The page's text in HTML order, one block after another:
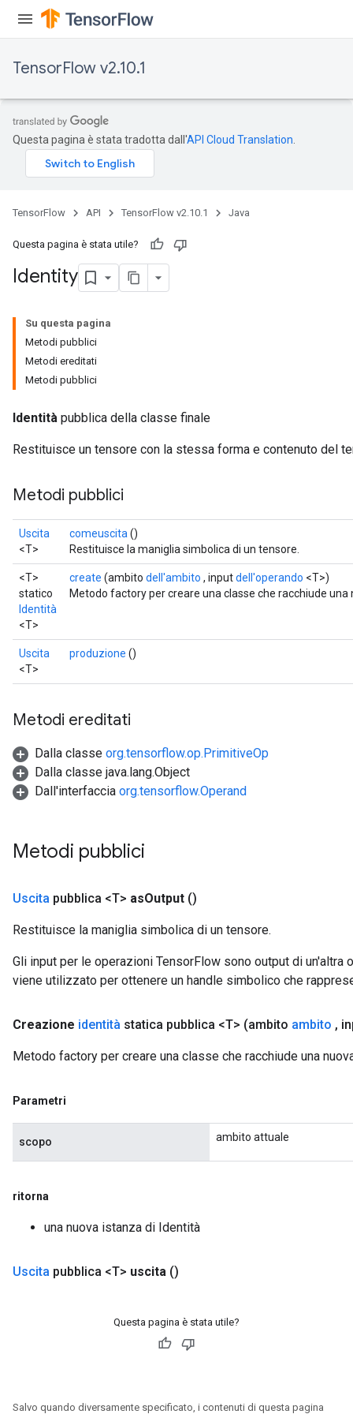
TensorFlow v2.10.1
Questa pagina è stata tradotta dall'API Cloud Translation
TensorFlow API TensorFlow v2.10.1 Java
Questa pagina è stata utile?
Identity
Su questa pagina
Metodi pubblici
Metodi ereditati
Metodi pubblici
Identità pubblica della classe finale
Restituisce un tensore con la stessa forma e contenuto del
Metodi pubblici
Uscita
<T>
comeuscita ()
Restituisce la maniglia simbolica di un tensore.
<T>
statico
Identità
<T>
create (ambito dell'ambito , inputdell'operando <T>)
Metodo factory per creare una classe che racchiude
Uscita
<T>
produzione ()
Metodi ereditati
Dalla classe org.tensorflow.op.PrimitiveOp
Dalla classe java.lang.Object
Dall'interfaccia org.tensorflow.Operand
Metodi pubblici
Uscita pubblica <T> asOutput ()
Restituisce la maniglia simbolica di un tensore.
Gli input per le operazioni TensorFlow sono output di un'altra
viene utilizzato per ottenere un handle simbolico che
Creazione identità statica pubblica <T> (ambito ambito ,
Metodo factory per creare una classe che racchiude una
Parametri
scopo ambito attuale
ritorna
una nuova istanza di Identità
Uscita pubblica <T> uscita ()
Questa pagina è stata utile?
Salvo quando diversamente specificato, i contenuti di questa pagina